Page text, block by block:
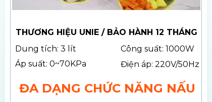
THƯƠNG HIỆU UNIE / BẢO HÀNH 12 THÁNG
ĐA DẠNG CHỨC NĂNG NẤU
Dung tích: 3 lít
Công suất: 1000W
Áp suất: 0~70KPa
Điện áp: 220V/50Hz